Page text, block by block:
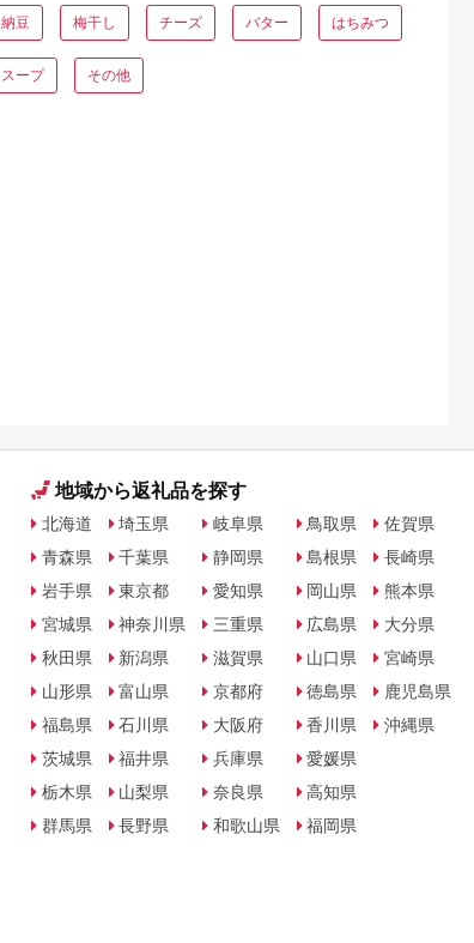
飯 冷凍炒飯 にんにく
焼豚 惣菜 ご飯 冷凍
子レンジ 簡単 簡単料
理 千葉市 千葉県
5.0
寄付金額:22,000
5.0
寄付金額:12,000円
約6%）
寄付金額:
納豆 梅干し チーズ バター はちみつ
スープ その他
地域から返礼品を探す
北海道
青森県
岩手県
宮城県
秋田県
山形県
福島県
茨城県
栃木県
群馬県
埼玉県
千葉県
東京都
神奈川県
新潟県
富山県
石川県
福井県
山梨県
長野県
岐阜県
静岡県
愛知県
三重県
滋賀県
京都府
大阪府
兵庫県
奈良県
和歌山県
鳥取県
島根県
岡山県
広島県
山口県
徳島県
香川県
愛媛県
高知県
福岡県
佐賀県
長崎県
熊本県
大分県
宮崎県
鹿児島県
沖縄県